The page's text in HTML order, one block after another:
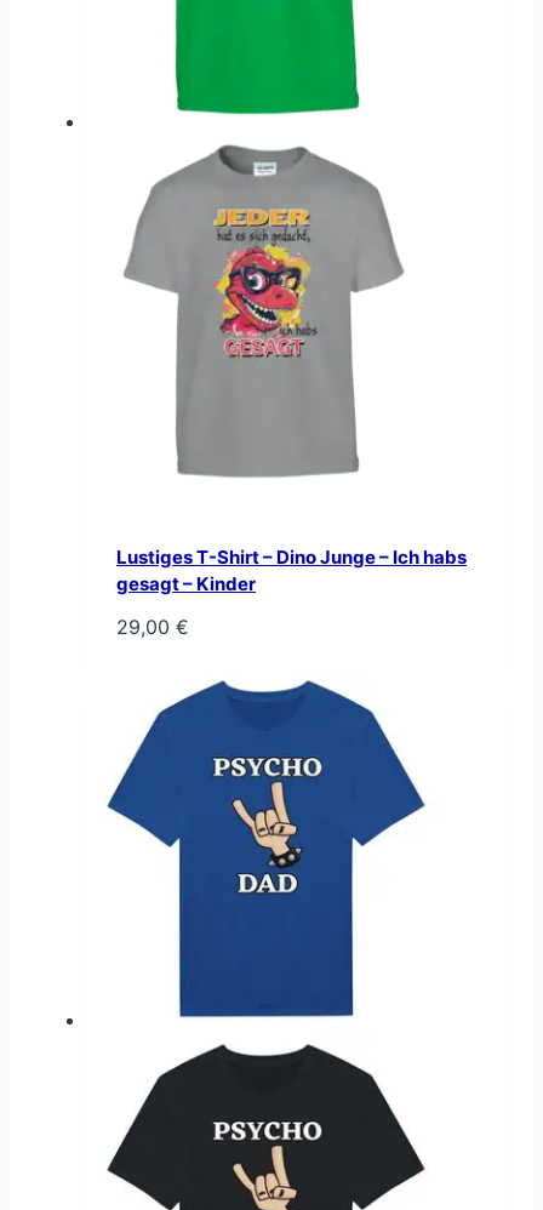
Lustiges T-Shirt – Dino Junge – Ich habs
gesagt – Kinder
29,00 €